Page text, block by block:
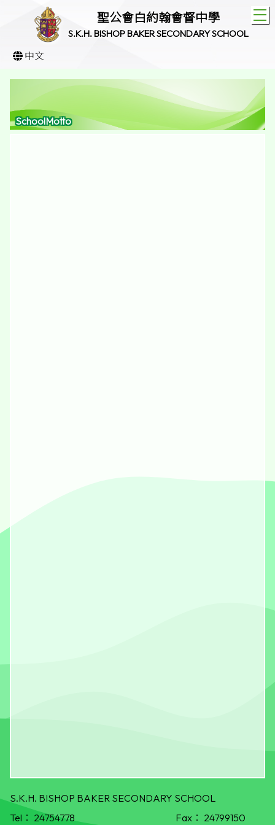
聖公會白約翰會督中學
S.K.H. BISHOP BAKER SECONDARY SCHOOL
中文
SchoolMotto
S.K.H. BISHOP BAKER SECONDARY SCHOOL
Tel： 24754778 Fax： 24799150